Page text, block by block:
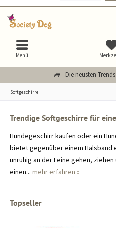
Die neusten
Menü
Softgeschirre
Trendige Softgeschirre für
Hundegeschirr kaufen oder ein
bietet gegenüber einem Halsband
unruhig an der Leine gehen,
einen... mehr erfahren »
Topseller